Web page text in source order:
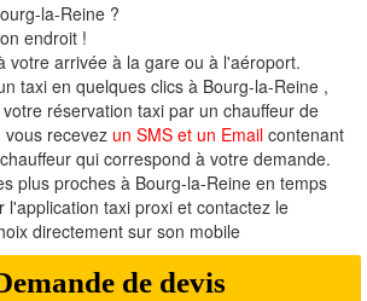
la-Reine ?
endroit !
votre arrivée à la gare ou à l'aéroport.
taxi en quelques clics à Bourg-la-Reine ,
réservation taxi par un chauffeur de
recevez un SMS et un Email contenant
qui correspond à votre demande.
plus proches à Bourg-la-Reine en temps
l'application taxi proxi et contactez le
directement sur son mobile
de devis